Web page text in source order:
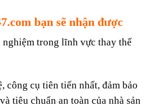
bạn sẽ nhận được
trong lĩnh vực thay thế
công cụ tiên tiến nhất, đảm bảo
tiêu chuẩn an toàn của nhà sản